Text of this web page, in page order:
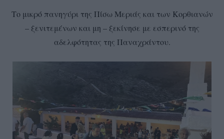
Το μικρό πανηγύρι της Πίσω Μεριάς και των Κορθιανών
– ξενιτεμένων και μη – ξεκίνησε με εσπερινό της
αδελφότητας της Παναχράντου.